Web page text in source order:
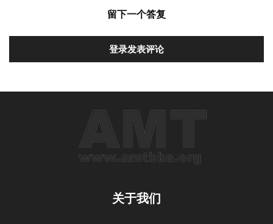
留下一个答复
登录发表评论
关于我们